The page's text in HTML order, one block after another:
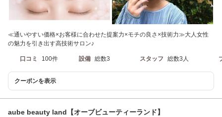
≪通いやすい価格×お客様に合わせた提案力×モチの良さ×技術力≫大人女性
の魅力を引き出す高技術サロン♪
口コミ 100件 設備 総数3 スタッフ 総数3人
クーポンを表示
aube beauty land【オーブビューティーランド】